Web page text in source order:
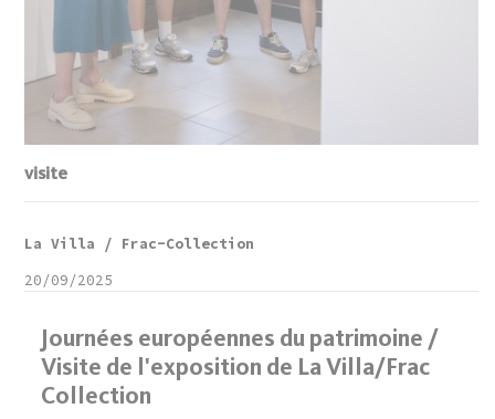
visite
Journées européennes du patrimoine /
Visite de l'exposition de La Villa/Frac
Collection
La Villa / Frac-Collection
20/09/2025